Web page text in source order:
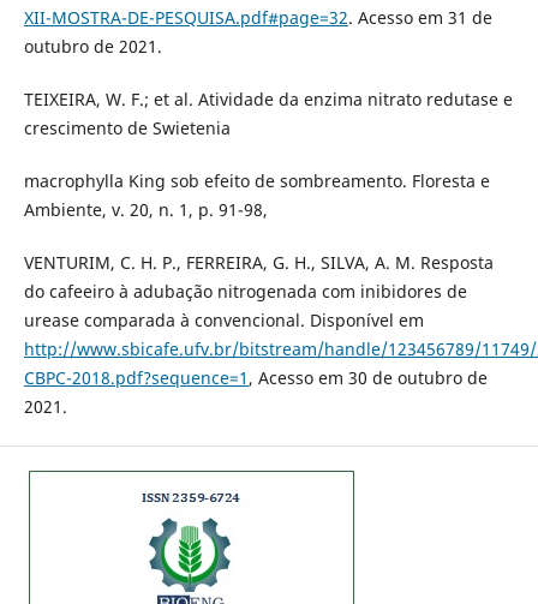
XII-MOSTRA-DE-PESQUISA.pdf#page=32. Acesso em 31 de
outubro de 2021.
TEIXEIRA, W. F.; et al. Atividade da enzima nitrato redutase e
crescimento de Swietenia
macrophylla King sob efeito de sombreamento. Floresta e
Ambiente, v. 20, n. 1, p. 91-98,
VENTURIM, C. H. P., FERREIRA, G. H., SILVA, A. M. Resposta
do cafeeiro à adubação nitrogenada com inibidores de
urease comparada à convencional. Disponível em
http://www.sbicafe.ufv.br/bitstream/handle/123456789/11749/
CBPC-2018.pdf?sequence=1 , Acesso em 30 de outubro de
2021.